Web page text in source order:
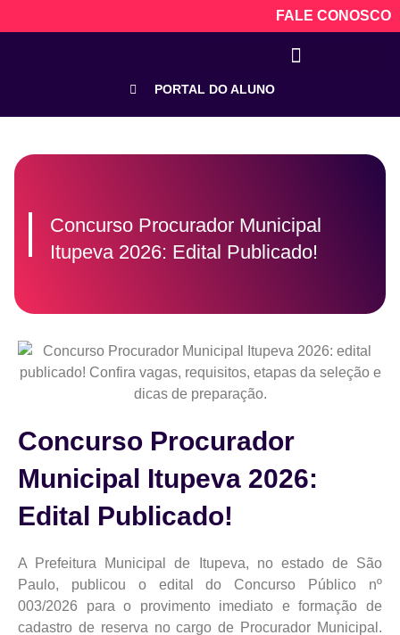
FALE CONOSCO
PORTAL DO ALUNO
Concurso Procurador Municipal
Itupeva 2026: Edital Publicado!
Concurso Procurador
Municipal Itupeva 2026:
Edital Publicado!
A Prefeitura Municipal de Itupeva, no estado de São
Paulo, publicou o edital do Concurso Público nº
003/2026 para o provimento imediato e formação de
cadastro de reserva no cargo de Procurador Municipal.